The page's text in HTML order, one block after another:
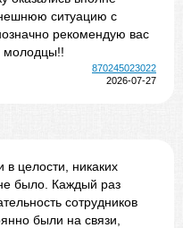
ситуацию с
рекомендую вас
молодцы!!
870245023022
2026-07-27
целости, никаких
было. Каждый раз
сотрудников
были на связи,